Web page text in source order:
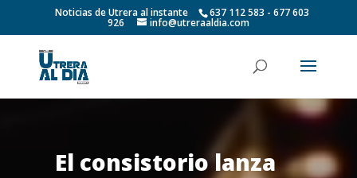
Noticias de Utrera al instante 637 112 583 - 677 603
926 info@utreraaldia.com
El consistorio lanza